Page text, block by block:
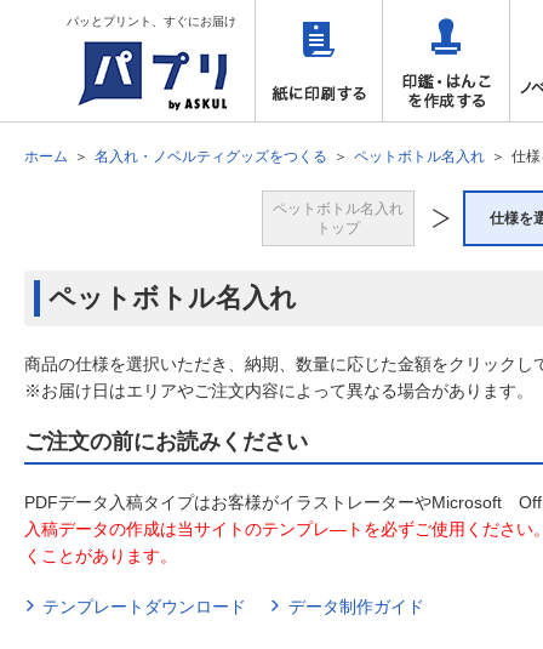
パッとプリント、すぐにお届け
ホーム 名入れ・ノベルティグッズをつくる ペットボトル名入れ 仕
ペットボトル名入れ
トップ
仕様を
ペットボトル名入れ
商品の仕様を選択いただき、納期、数量に応じた金額をクリックし
※お届け日はエリアやご注文内容によって異なる場合があります。
ご注文の前にお読みください
PDFデータ入稿タイプはお客様がイラストレーターやMicrosoft
入稿データの作成は当サイトのテンプレ―トを必ずご使用くださ
くことがあります。
テンプレートダウンロード データ制作ガイド